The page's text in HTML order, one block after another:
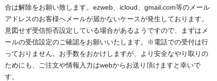
合は解除をお願い致します。ezweb、icloud、gmail.com等のメール
アドレスのお客様へメールが届かないケースが発生しております。
意図せず受信拒否設定している場合があるようですので、まずはメ
ールの受信設定のご確認をお願いいたします。※電話での受付は行
っておりません。お手数をおかけしますが、より安全なやり取りの
ためにも、ご注文や情報入力はwebからお送り頂けますと幸いで
す。